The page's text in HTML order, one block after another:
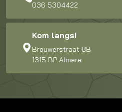
036 5304422
Kom langs!
Brouwerstraat 8B
1315 BP Almere